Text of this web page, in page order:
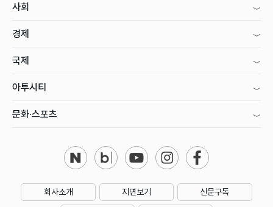
사회
경제
국제
아투시티
문화·스포츠
회사소개 지면보기 신문구독